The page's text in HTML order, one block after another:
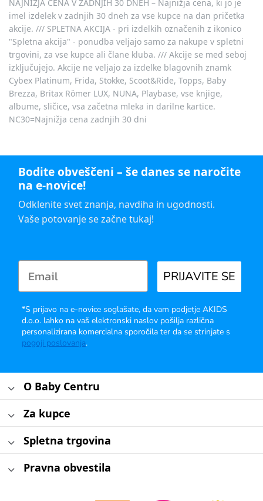
NAJNIŽJA CENA V ZADNJIH 30 DNEH – Najnižja cena, ki jo je
imel izdelek v zadnjih 30 dneh za vse kupce na dan pričetka
akcije. /// SPLETNA AKCIJA - pri izdelkih označenih z ikonico
"Spletna akcija" - ponudba veljajo samo za nakupe v spletni
trgovini, za vse kupce ali člane kluba. /// Akcije se med seboj
izključujejo. Akcije ne veljajo za izdelke blagovnih znamk
Cybex Platinum, Frida, Stokke, Scoot&Ride, Topps, Baby
Brezza, Britax Römer LUX, NUNA, Playbase, vse knjige,
albume, sličice, vsa začetna mleka in darilne kartice.
NC30=Najnižja cena zadnjih 30 dni
Bodite obveščeni – še danes se naročite
na e-novice!
Odklenite svet znanja, navdiha in ugodnosti.
Vaše potovanje se začne tukaj!
PRIJAVITE SE
*S prijavo na e-novice soglašate, da vam podjetje AKIDS
d.o.o. lahko na vaš elektronski naslov pošilja različna
personalizirana komercialna sporočila ter da se strinjate s
pogoji poslovanja.
O Baby Centru
Za kupce
Spletna trgovina
Pravna obvestila